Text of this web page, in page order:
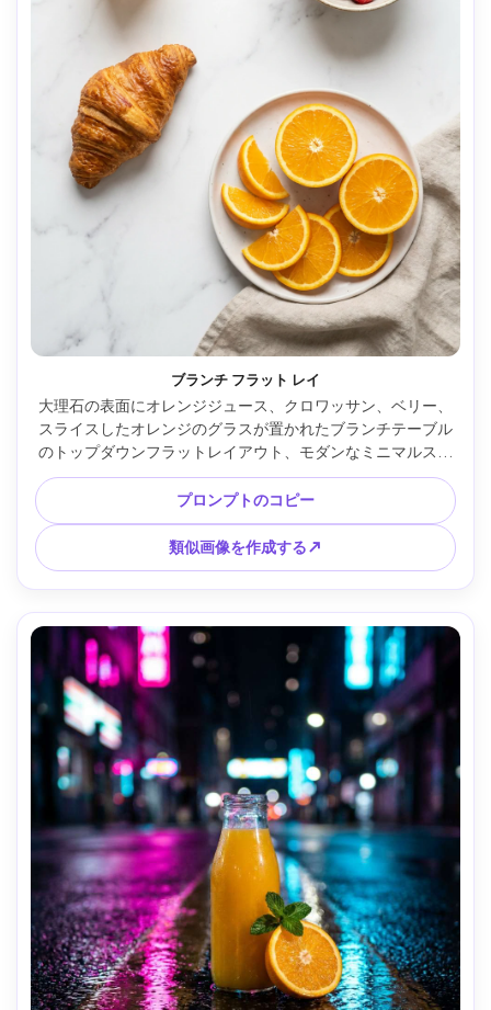
ブランチ フラット レイ
大理石の表面にオレンジジュース、クロワッサン、ベリー、
スライスしたオレンジのグラスが置かれたブランチテーブル
のトップダウンフラットレイアウト、モダンなミニマルスタ
イル、柔らかく拡散した日光、広告コピー用のネガティブス
ペースを備えたすっきりとした構成、Canon EOS R6で撮
影、35mmレンズ、鮮明なディテール、フォトリアル、テキ
ストなし --ar 4:5
プロンプトのコピー
類似画像を作成する↗